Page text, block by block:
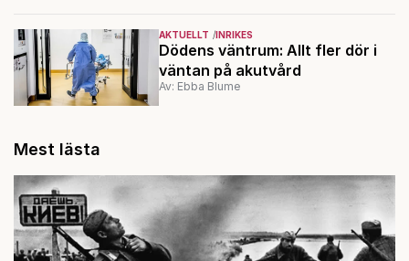
AKTUELLT INRIKES
Dödens väntrum: Allt fler dör i
väntan på akutvård
Av: Ebba Blume
Mest lästa